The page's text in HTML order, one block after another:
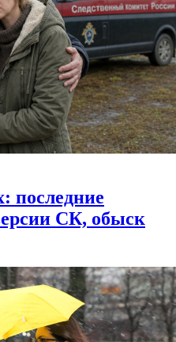
последние
СК, обыск